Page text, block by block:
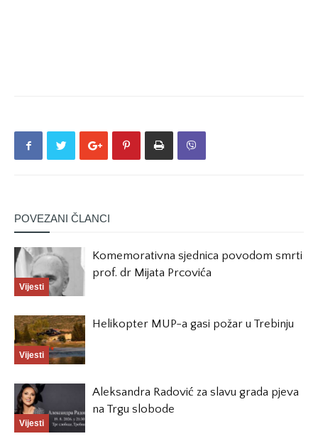
POVEZANI ČLANCI
Vijesti
Komemorativna sjednica povodom smrti
prof. dr Mijata Prcovića
Vijesti
Helikopter MUP-a gasi požar u Trebinju
Vijesti
Aleksandra Radović za slavu grada pjeva
na Trgu slobode